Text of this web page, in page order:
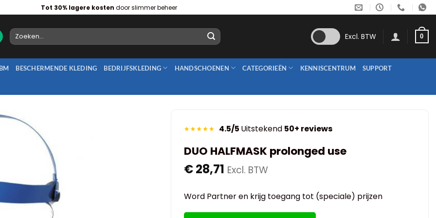
Tot 30% lagere kosten door slimmer beheer
Zoeken
naar:
Excl. BTW 0
BESCHERMENDE KLEDING BEDRIJFSKLEDING HANDSCHOENEN CATEGORIEËN KENNISCENTRUM SUPPORT
4.5/5 Uitstekend 50+ reviews
DUO HALFMASK prolonged use
€28,71 Excl. BTW
Word Partner en krijg toegang tot (speciale) prijzen